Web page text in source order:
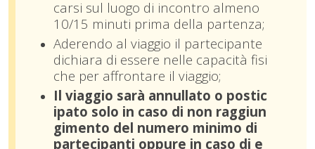
carsi sul luogo di incontro almeno
10/15 minuti prima della partenza;
Aderendo al viaggio il partecipante
dichiara di essere nelle capacità fisi
che per affrontare il viaggio;
Il viaggio sarà annullato o postic
ipato solo in caso di non raggiun
gimento del numero minimo di
partecipanti oppure in caso di e